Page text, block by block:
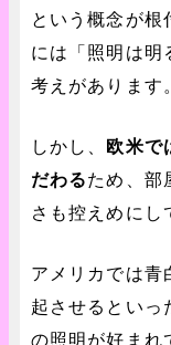
という概念が根
には「照明は明
考えがあります。
しかし、 欧米で
だわるため、部
さも控えめにし
アメリカでは青
起させるといっ
の照明が好まれ